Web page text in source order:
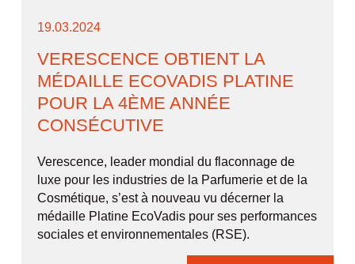
19.03.2024
VERESCENCE OBTIENT LA
MÉDAILLE ECOVADIS PLATINE
POUR LA 4ÈME ANNÉE
CONSÉCUTIVE
Verescence, leader mondial du flaconnage de
luxe pour les industries de la Parfumerie et de la
Cosmétique, s’est à nouveau vu décerner la
médaille Platine EcoVadis pour ses performances
sociales et environnementales (RSE).